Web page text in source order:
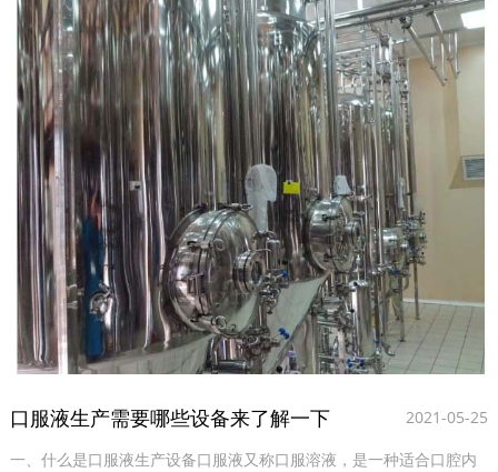
口服液生产需要哪些设备来了解一下
2021-05-25
一、什么是口服液生产设备口服液又称口服溶液，是一种适合口腔内